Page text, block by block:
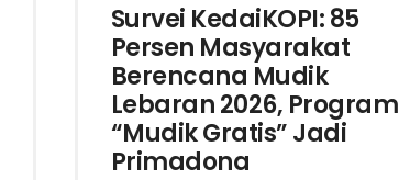
Survei KedaiKOPI: 85
Persen Masyarakat
Berencana Mudik
Lebaran 2026, Program
“Mudik Gratis” Jadi
Primadona